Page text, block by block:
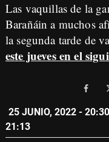
Las vaquillas de la
Barañáin a muchos
la segunda tarde de
este jueves en el
25 JUNIO, 2022 - 20:30
21:13